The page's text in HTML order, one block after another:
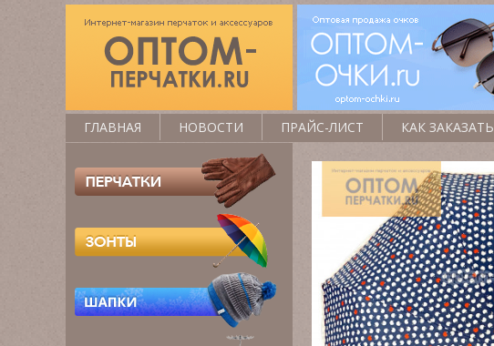
ГЛАВНАЯ НОВОСТИ ПРАЙС-ЛИСТ КАК ЗАКАЗАТЬ